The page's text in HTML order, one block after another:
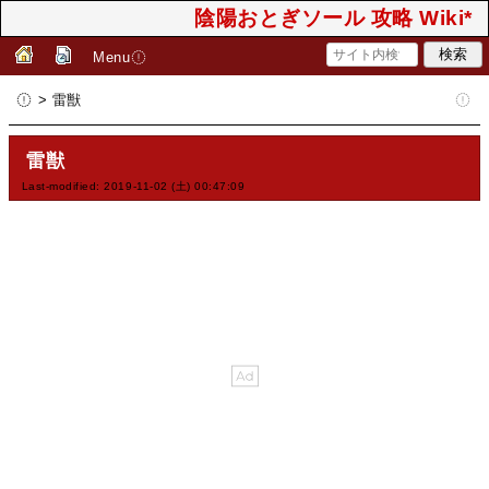
陰陽おとぎソール 攻略 Wiki*
Menu
> 雷獣
雷獣
Last-modified: 2019-11-02 (土) 00:47:09